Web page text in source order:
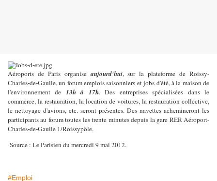
Aéroports de Paris organiseaujourd'hui, sur la plateforme de Roissy-
Charles-de-Gaulle, un forum emplois saisonniers et jobs d'été, à la maison de
l'environnement de 13h à 17h. Des entreprises spécialisées dans le
commerce, la restauration, la location de voitures, la restauration collective,
le nettoyage d'avions, etc. seront présentes. Des navettes achemineront les
participants au forum toutes les trente minutes depuis la gare RER Aéroport-
Charles-de-Gaulle 1/Roissypôle.
Source : Le Parisien du mercredi 9 mai 2012.
#Emploi